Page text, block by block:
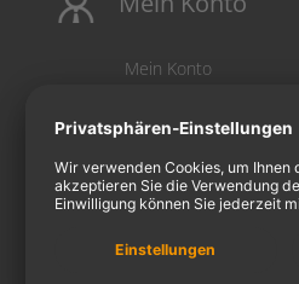
Mein Konto
Warenkorb
Zahlung
Versand
Warenrücksendung